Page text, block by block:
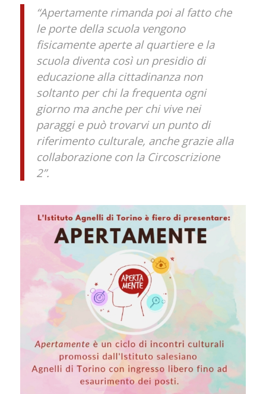
“Apertamente rimanda poi al fatto che
le porte della scuola vengono
fisicamente aperte al quartiere e la
scuola diventa così un presidio di
educazione alla cittadinanza non
soltanto per chi la frequenta ogni
giorno ma anche per chi vive nei
paraggi e può trovarvi un punto di
riferimento culturale, anche grazie alla
collaborazione con la Circoscrizione
2”.